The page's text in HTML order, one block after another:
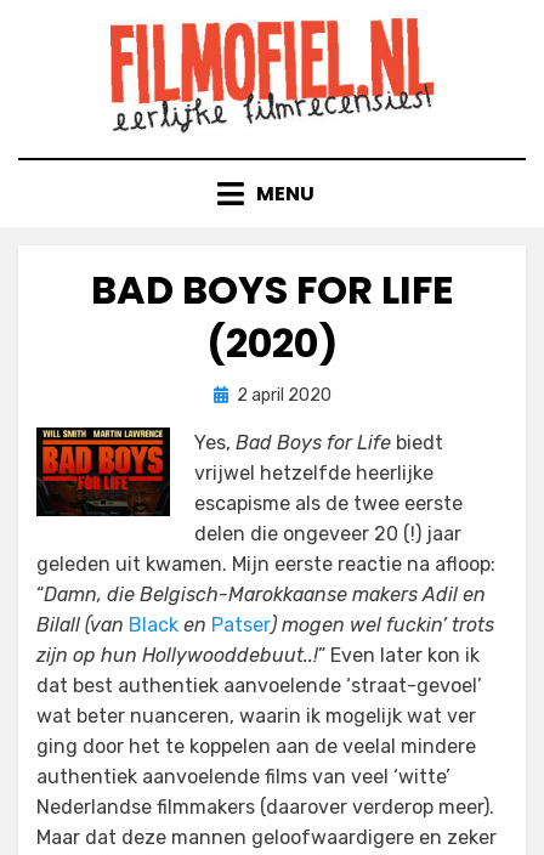
MENU
BAD BOYS FOR LIFE
(2020)
doorFilmofiel.nl
Geplaatst
2 april 2020
Yes, Bad Boys for Life biedt
vrijwel hetzelfde heerlijke
escapisme als de twee eerste
delen die ongeveer 20 (!) jaar
geleden uit kwamen. Mijn eerste reactie na afloop:
“Damn, die Belgisch-Marokkaanse makers Adil en
Bilall (van Black en Patser) mogen wel fuckin’ trots
zijn op hun Hollywooddebuut..!” Even later kon ik
dat best authentiek aanvoelende ‘straat-gevoel’
wat beter nuanceren, waarin ik mogelijk wat ver
ging door het te koppelen aan de veelal mindere
authentiek aanvoelende films van veel ‘witte’
Nederlandse filmmakers (daarover verderop meer).
Maar dat deze mannen geloofwaardigere en zeker